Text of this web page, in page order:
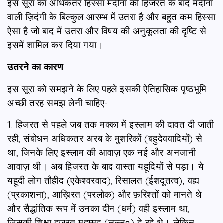
इस सूरा का अधिकतर हिस्सा मदीना की हिजरत के बाद मदीना
वाली ज़िदंगी के बिल्कुल आरम्भ में उतरा है और बहुत कम हिस्सा
ऐसा है जो बाद में उतरा और विषय की अनुकूलता की दृष्टि से
इसमें शामिल कर दिया गया।
उतरने का कारण
इस सूरा को समझने के लिए पहले इसकी ऐतिहासिक पृष्ठभूमि
अच्छी तरह समझ लेनी चाहिए-
1. हिजरत से पहले जब तक मक्का में इस्लाम की दावत दी जाती
रही, संबोधन अधिकतर अरब के मुशरिकों (बहुदेववादियों) से
था, जिनके लिए इस्लाम की आवाज़ एक नई और अनजानी
आवाज़ थी। अब हिजरत के बाद वास्ता यहूदियों से पड़ा। ये
यहूदी लोग तौहीद (एकेश्वरवाद), रिसालत (ईशदूतत्व), वह्य
(प्रकाशना), आख़िरत (परलोक) और फ़रिश्तों को मानते थे
और सैद्धांतिक रूप में उनका दीन (धर्म) वही इस्लाम था,